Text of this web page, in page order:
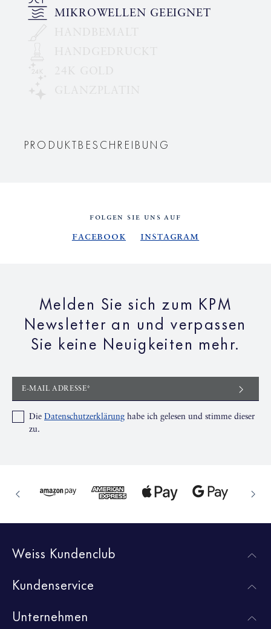
MIKROWELLEN GEEIGNET
PRODUKTBESCHREIBUNG
FOLGEN SIE UNS AUF
Facebook Instagram
Melden Sie sich zum KPM
Newsletter an und verpassen
Sie keine Neuigkeiten mehr.
E-MAIL ADRESSE*
Die Datenschutzerklärung habe ich gelesen und stimme dieser
zu.
Weiss Kundenclub
Kundenservice
Unternehmen